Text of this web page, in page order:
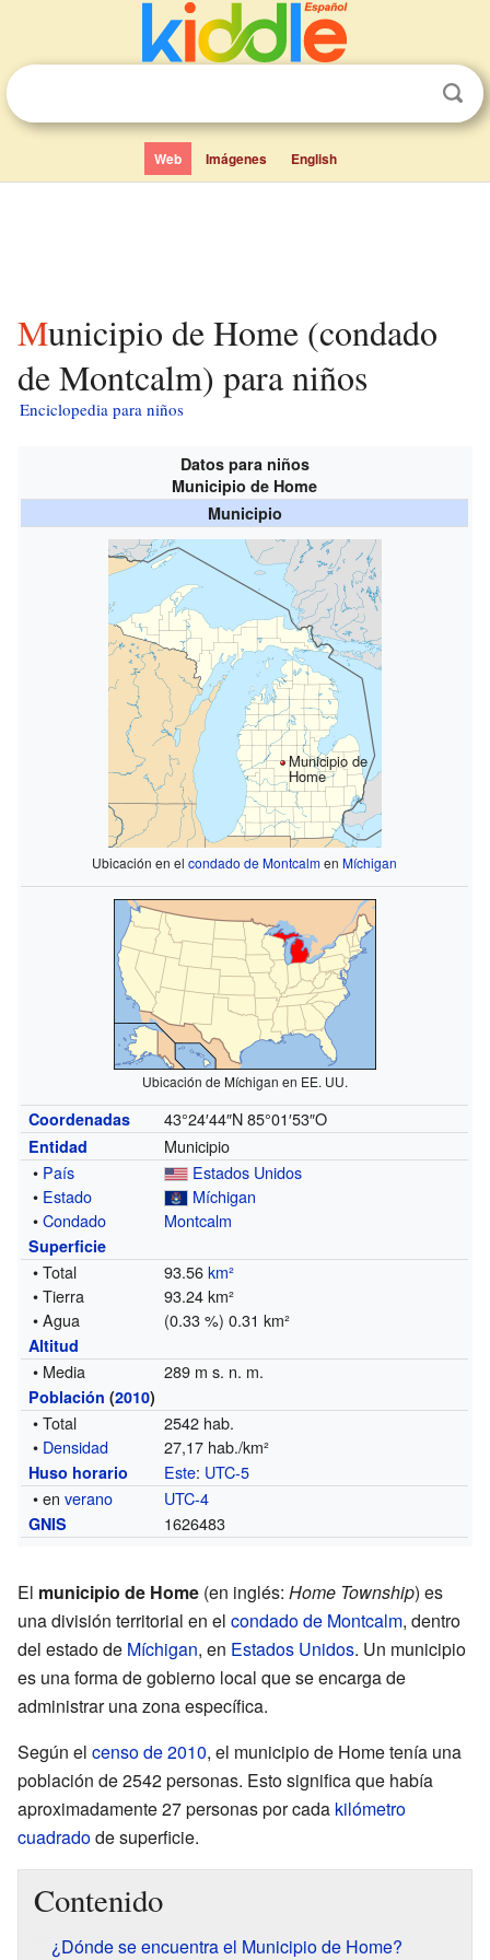
Web Imágenes English
Municipio de Home (condado
de Montcalm) para niños
Enciclopedia para niños
Datos para niños
Municipio de Home
Municipio
Municipio de
Home
Ubicación en elcondado de MontcalmenMíchigan
Ubicación de Míchigan en EE. UU.
Coordenadas 43°24′44″N 85°01′53″O
Entidad
Municipio
• País
Estados Unidos
• Estado
Míchigan
•Condado Montcalm
Superficie
• Total 93.56km²
• Tierra
93.24 km²
• Agua
(0.33 %) 0.31 km²
Altitud
• Media 289 m s. n. m.
Población (2010)
• Total
2542 hab.
• Densidad 27,17 hab./km²
Huso horario Este: UTC-5
• enverano UTC-4
GNIS 1626483
El municipio de Home (en inglés: Home Township) es
una división territorial en el condado de Montcalm, dentro
del estado de Míchigan, en Estados Unidos. Un municipio
es una forma de gobierno local que se encarga de
administrar una zona específica.
Según el censo de 2010, el municipio de Home tenía una
población de 2542 personas. Esto significa que había
aproximadamente 27 personas por cada kilómetro
cuadradode superficie.
Contenido
¿Dónde se encuentra el Municipio de Home?